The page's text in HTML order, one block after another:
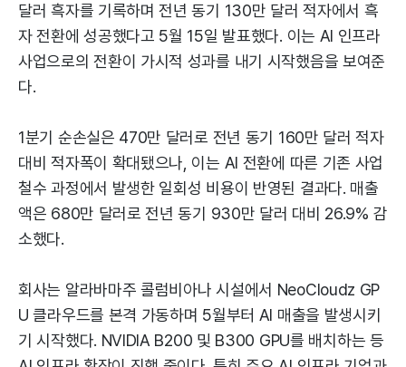
달러 흑자를 기록하며 전년 동기 130만 달러 적자에서 흑
자 전환에 성공했다고 5월 15일 발표했다. 이는 AI 인프라
사업으로의 전환이 가시적 성과를 내기 시작했음을 보여준
다.
1분기 순손실은 470만 달러로 전년 동기 160만 달러 적자
대비 적자폭이 확대됐으나, 이는 AI 전환에 따른 기존 사업
철수 과정에서 발생한 일회성 비용이 반영된 결과다. 매출
액은 680만 달러로 전년 동기 930만 달러 대비 26.9% 감
소했다.
회사는 알라바마주 콜럼비아나 시설에서 NeoCloudz GP
U 클라우드를 본격 가동하며 5월부터 AI 매출을 발생시키
기 시작했다. NVIDIA B200 및 B300 GPU를 배치하는 등